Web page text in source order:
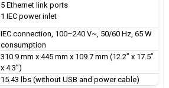
5 Ethernet link ports
1 IEC power inlet
IEC connection, 100–240 V~, 50/60 Hz, 65 W
consumption
310.9 mm x 445 mm x 109.7 mm (12.2” x 17.5”
x 4.3”)
15.43 lbs (without USB and power cable)